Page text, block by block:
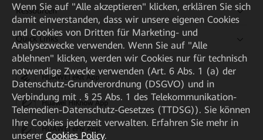
Ressourcen
Quick Links
HUAWEI eKit App
Huawei HiKnow App
HUAWEI eFly App
Wenn Sie auf "Alle akzeptieren" klicken, erklären Sie sich
damit einverstanden, dass wir unsere eigenen Cookies
und Cookies von Dritten für Marketing- und
Analysezwecke verwenden. Wenn Sie auf "Alle
ablehnen" klicken, werden wir Cookies nur für technisch
notwendige Zwecke verwenden (Art. 6 Abs. 1 (a) der
Datenschutz-Grundverordnung (DSGVO) und in
Verbindung mit . § 25 Abs. 1 des Telekommunikation-
Telemedien-Datenschutz-Gesetzes (TTDSG)). Sie können
Ihre Cookies jederzeit verwalten. Erfahren Sie mehr in
unserer Cookies Policy.